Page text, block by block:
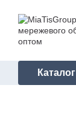
Каталог